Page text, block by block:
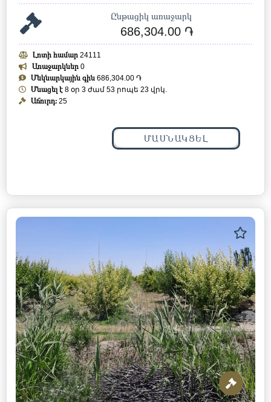
Ընթացիկ առաջարկ
686,304.00 ֏
Լոտի համար 24111
Առաջարկներ 0
Մեկնարկային գին 686,304.00 ֏
Մնացել է 8 օր 3 ժամ 53 րոպե 20 վրկ.
Աճուրդ: 25
ՄԱՍՆԱԿՑԵԼ